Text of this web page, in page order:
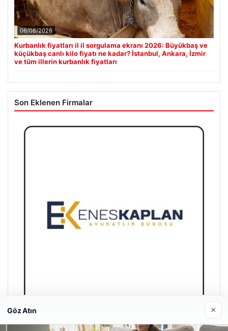
06/08/2026
Kurbanlık fiyatları il il sorgulama ekranı 2026: Büyükbaş ve
küçükbaş canlı kilo fiyatı ne kadar? İstanbul, Ankara, İzmir
ve tüm illerin kurbanlık fiyatları
Son Eklenen Firmalar
Enes Kaplan Avukatlık Bürosu
Göz Atın ×